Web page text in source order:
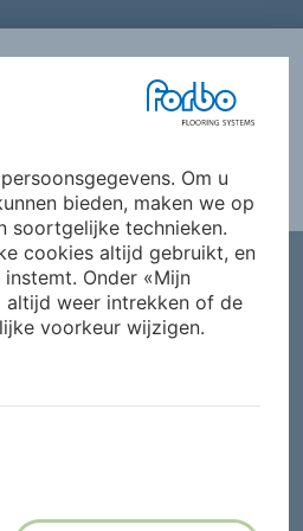
DUURZAAMHEID
INSTALLATIE &
ONDERHOUD
Om u
bieden, maken we op
soortgelijke technieken.
cookies altijd gebruikt, en
Onder «Mijn
altijd weer intrekken of de
voorkeur wijzigen.